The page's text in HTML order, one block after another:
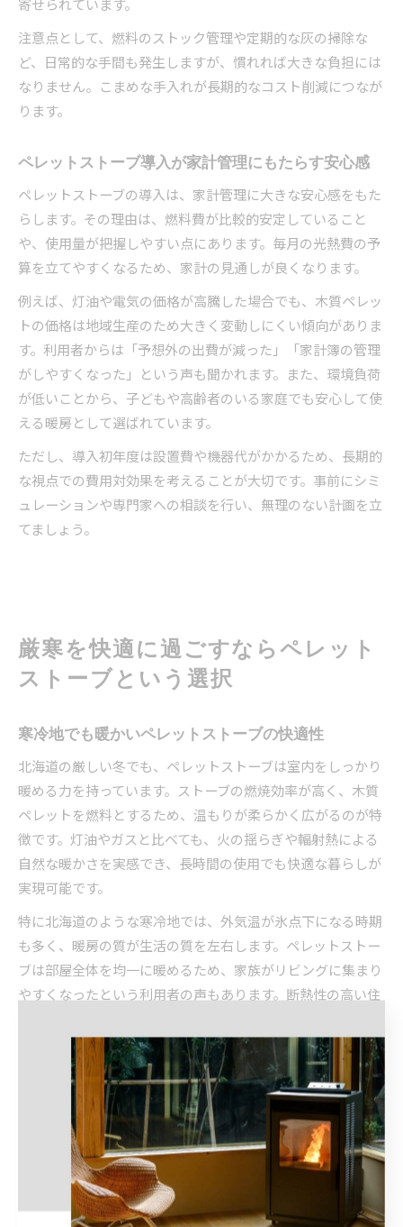
注意点として、燃料のストック管理や定期的な灰の掃除な
ど、日常的な手間も発生しますが、慣れれば大きな負担には
なりません。こまめな手入れが長期的なコスト削減につなが
ります。
ペレットストーブ導入が家計管理にもたらす安心感
ペレットストーブの導入は、家計管理に大きな安心感をもた
らします。その理由は、燃料費が比較的安定していること
や、使用量が把握しやすい点にあります。毎月の光熱費の予
算を立てやすくなるため、家計の見通しが良くなります。
例えば、灯油や電気の価格が高騰した場合でも、木質ペレッ
トの価格は地域生産のため大きく変動しにくい傾向がありま
す。利用者からは「予想外の出費が減った」「家計簿の管理
がしやすくなった」という声も聞かれます。また、環境負荷
が低いことから、子どもや高齢者のいる家庭でも安心して使
える暖房として選ばれています。
ただし、導入初年度は設置費や機器代がかかるため、長期的
な視点での費用対効果を考えることが大切です。事前にシミ
ュレーションや専門家への相談を行い、無理のない計画を立
てましょう。
厳寒を快適に過ごすならペレット
ストーブという選択
寒冷地でも暖かいペレットストーブの快適性
北海道の厳しい冬でも、ペレットストーブは室内をしっかり
暖める力を持っています。ストーブの燃焼効率が高く、木質
ペレットを燃料とするため、温もりが柔らかく広がるのが特
徴です。灯油やガスと比べても、火の揺らぎや輻射熱による
自然な暖かさを実感でき、長時間の使用でも快適な暮らしが
実現可能です。
特に北海道のような寒冷地では、外気温が氷点下になる時期
も多く、暖房の質が生活の質を左右します。ペレットストー
ブは部屋全体を均一に暖めるため、家族がリビングに集まり
やすくなったという利用者の声もあります。断熱性の高い住
一方で、燃料となる木質ペレットの保管場所や、定期的なメ
ンテナンスの手間も考慮が必要です。ストーブの設置場所や
換気経路の確保、ペレットの在庫管理など、導入前に具体的
な生活シーンを想定しながら検討することが重要です。
ペレットストーブで冬の暮らしが豊かになる理由
ペレットストーブは、単に暖かさを提供するだけでなく、冬